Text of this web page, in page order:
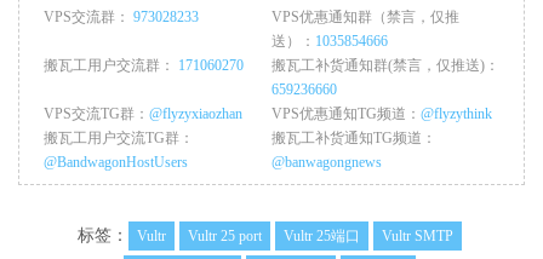
VPS交流群： 973028233
VPS优惠通知群（禁言，仅推
送）： 1035854666
搬瓦工用户交流群： 171060270
搬瓦工补货通知群(禁言，仅推送)：
659236660
VPS交流TG群： @flyzyxiaozhan VPS优惠通知TG频道： @flyzythink
搬瓦工用户交流TG群：
@BandwagonHostUsers
搬瓦工补货通知TG频道：
@banwagongnews
标签： Vultr Vultr 25 port Vultr 25端口
Vultr SMTP